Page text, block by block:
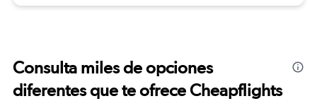
Consulta miles de opciones
diferentes que te ofrece Cheapflights